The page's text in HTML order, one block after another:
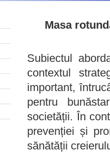
Masa
Subiectul
contextul
important,
pentru
societății. În
prevenției și
sănătății